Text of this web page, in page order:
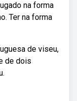
na forma
Ter na forma
de viseu,
de dois